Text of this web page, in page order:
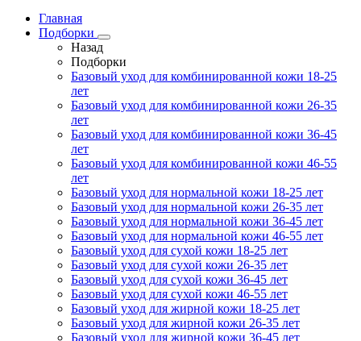
Главная
Подборки
Назад
Подборки
Базовый уход для комбинированной кожи 18-25
лет
Базовый уход для комбинированной кожи 26-35
лет
Базовый уход для комбинированной кожи 36-45
лет
Базовый уход для комбинированной кожи 46-55
лет
Базовый уход для нормальной кожи 18-25 лет
Базовый уход для нормальной кожи 26-35 лет
Базовый уход для нормальной кожи 36-45 лет
Базовый уход для нормальной кожи 46-55 лет
Базовый уход для сухой кожи 18-25 лет
Базовый уход для сухой кожи 26-35 лет
Базовый уход для сухой кожи 36-45 лет
Базовый уход для сухой кожи 46-55 лет
Базовый уход для жирной кожи 18-25 лет
Базовый уход для жирной кожи 26-35 лет
Базовый уход для жирной кожи 36-45 лет